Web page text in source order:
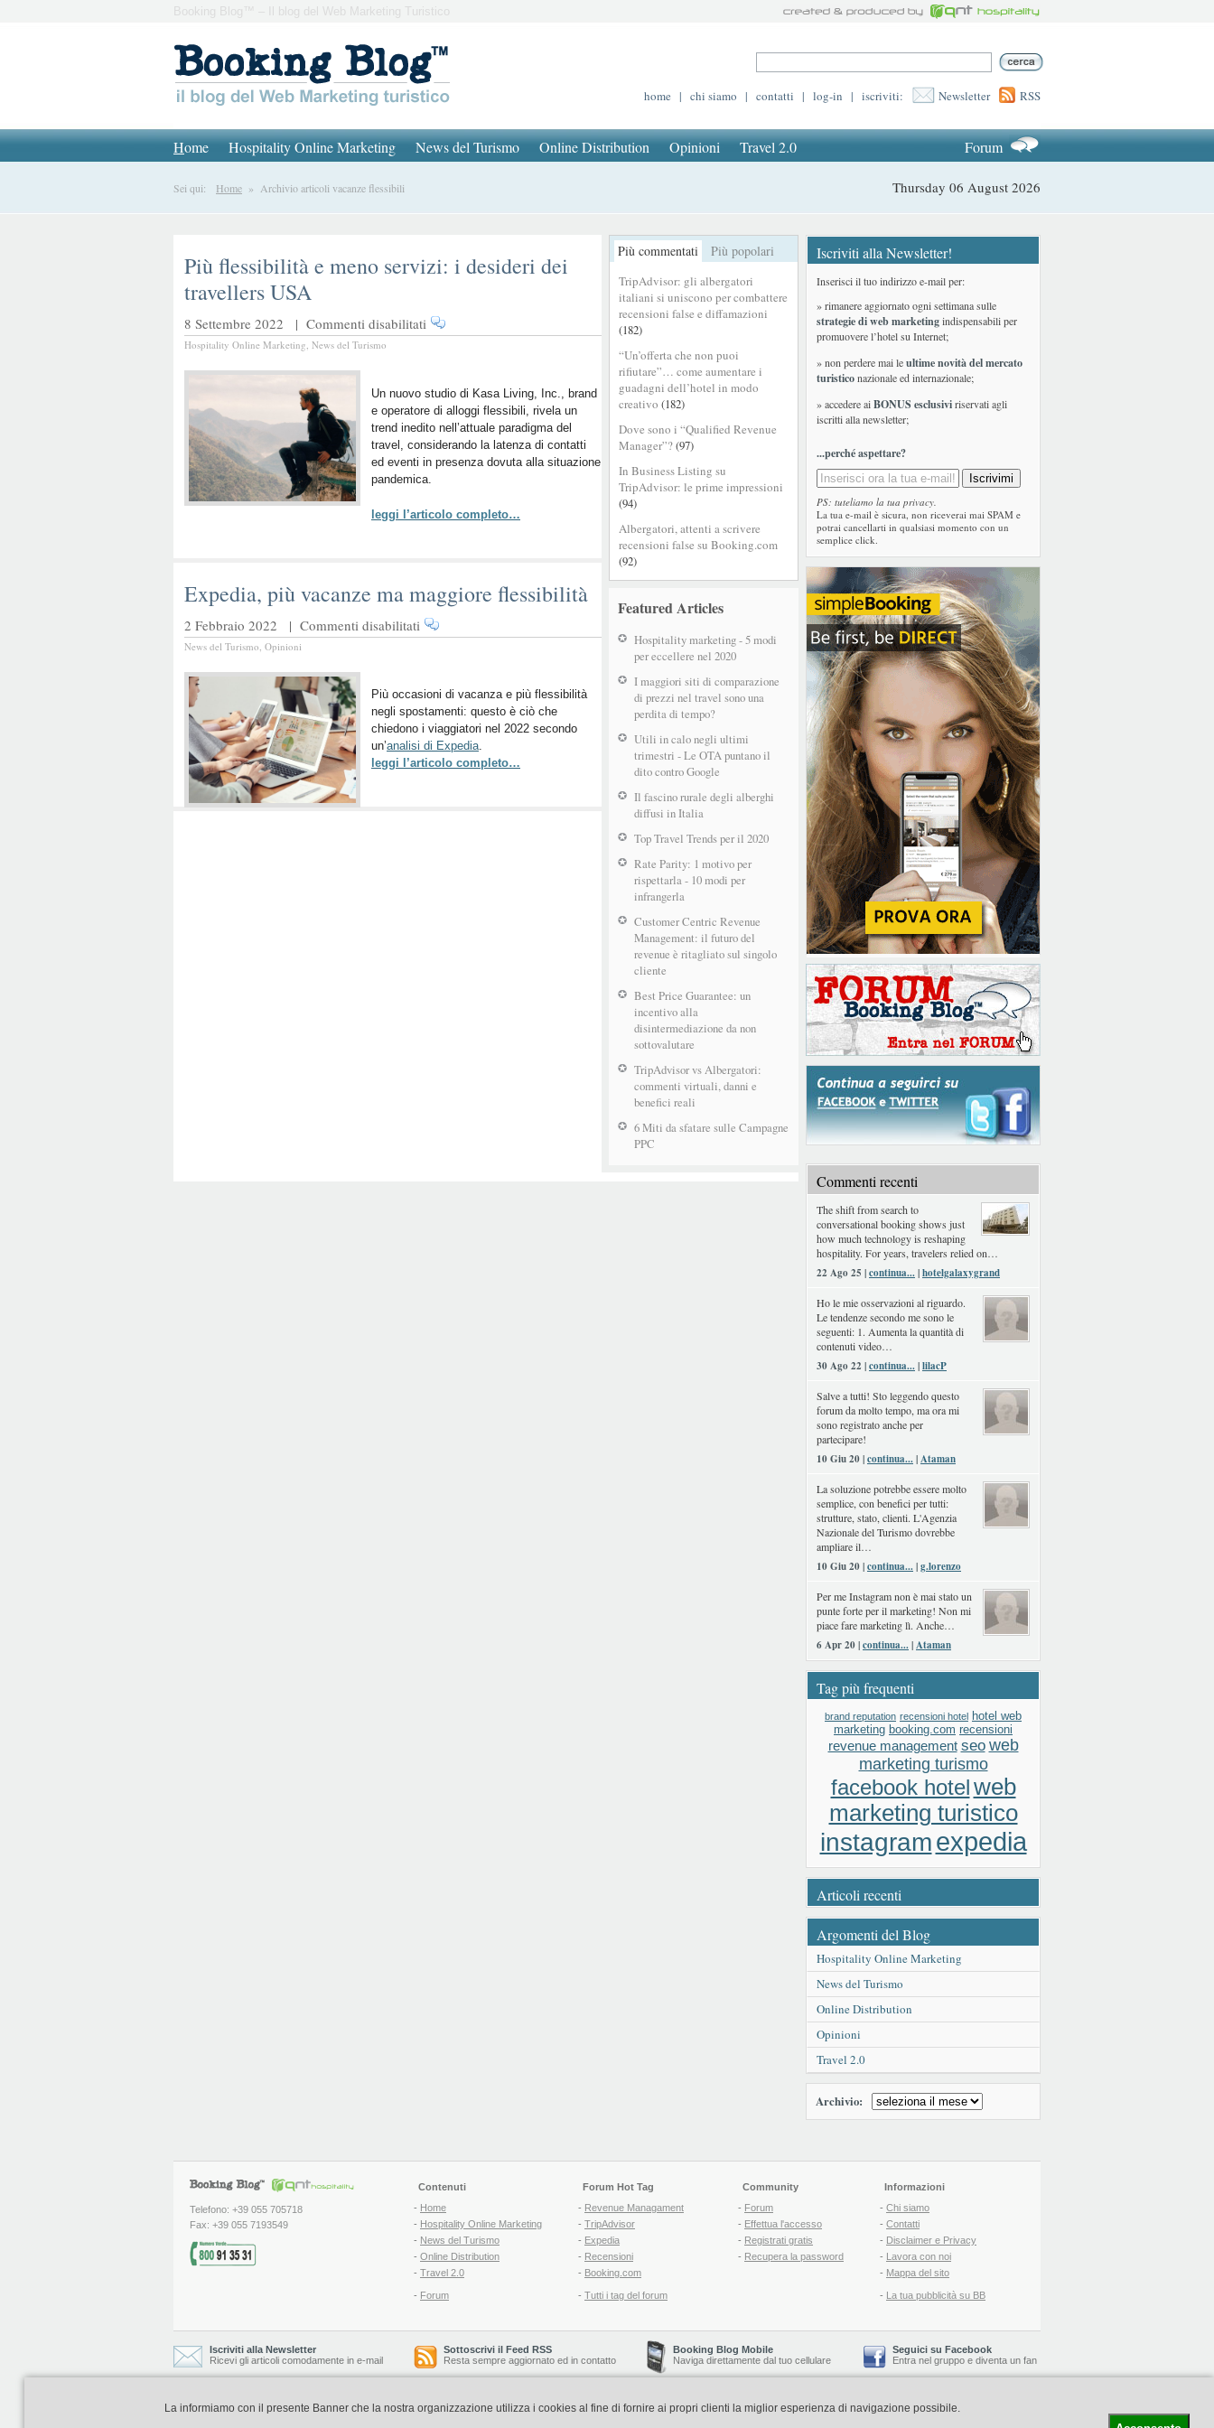
Booking Blog™ – Il blog del Web Marketing Turistico
home | chi siamo | contatti | log-in | iscriviti: Newsletter RSS
Home Hospitality Online Marketing News del Turismo Online Distribution Opinioni Travel 2.0 Forum
Sei qui: Home » Archivio articoli vacanze flessibili Thursday 06 August 2026
Più commentati Più popolari
TripAdvisor: gli albergatori
italiani si uniscono per combattere
recensioni false e diffamazioni
(182)
“Un’offerta che non puoi
rifiutare”… come aumentare i
guadagni dell’hotel in modo
creativo (182)
Dove sono i “Qualified Revenue
Manager”?(97)
In Business Listing su
TripAdvisor: le prime impressioni
(94)
Albergatori, attenti a scrivere
recensioni false su Booking.com
(92)
Featured Articles
Hospitality marketing - 5 modi
per eccellere nel 2020
I maggiori siti di comparazione
di prezzi nel travel sono una
perdita di tempo?
Utili in calo negli ultimi
trimestri - Le OTA puntano il
dito contro Google
Il fascino rurale degli alberghi
diffusi in Italia
Top Travel Trends per il 2020
Rate Parity: 1 motivo per
rispettarla - 10 modi per
infrangerla
Customer Centric Revenue
Management: il futuro del
revenue è ritagliato sul singolo
cliente
Best Price Guarantee: un
incentivo alla
disintermediazione da non
sottovalutare
TripAdvisor vs Albergatori:
commenti virtuali, danni e
benefici reali
6 Miti da sfatare sulle Campagne
PPC
Più flessibilità e meno servizi: i desideri dei
travellers USA
8 Settembre 2022 | Commenti disabilitati su
Più
meno
servizi:
i
desideri
dei
travellers
Hospitality Online Marketing, News del Turismo
Un nuovo studio di Kasa Living, Inc., brand
e operatore di alloggi flessibili, rivela un
trend inedito nell’attuale paradigma del
travel, considerando la latenza di contatti
ed eventi in presenza dovuta alla situazione
pandemica.
leggi l’articolo completo…
Expedia, più vacanze ma maggiore flessibilità
2 Febbraio 2022 | Commenti disabilitati su
Expedia,
ma
maggiore
flessibilità
News del Turismo, Opinioni
Più occasioni di vacanza e più flessibilità
negli spostamenti: questo è ciò che
chiedono i viaggiatori nel 2022 secondo
un’analisi di Expedia.
leggi l’articolo completo…
Iscriviti alla Newsletter!
Inserisci il tuo indirizzo e-mail per:
» rimanere aggiornato ogni settimana sulle
strategie di web marketingindispensabili per
promuovere l’hotel su Internet;
» non perdere mai leultime novità del mercato
turisticonazionale ed internazionale;
» accedere aiBONUS esclusiviriservati agli
iscritti alla newsletter;
...perché aspettare?
PS: tuteliamo la tua privacy.
La tua e-mail è sicura, non riceverai mai SPAM e
potrai cancellarti in qualsiasi momento con un
semplice click.
Commenti recenti
The shift from search to
conversational booking shows just
how much technology is reshaping
hospitality. For years, travelers relied on…
22 Ago 25 |continua...|hotelgalaxygrand
Ho le mie osservazioni al riguardo.
Le tendenze secondo me sono le
seguenti: 1. Aumenta la quantità di
contenuti video…
30 Ago 22 |continua...|lilacP
Salve a tutti! Sto leggendo questo
forum da molto tempo, ma ora mi
sono registrato anche per
partecipare!
10 Giu 20 |continua...|Ataman
La soluzione potrebbe essere molto
semplice, con benefici per tutti:
strutture, stato, clienti. L'Agenzia
Nazionale del Turismo dovrebbe
ampliare il…
10 Giu 20 |continua...|g.lorenzo
Per me Instagram non è mai stato un
punte forte per il marketing! Non mi
piace fare marketing lì. Anche…
6 Apr 20 |continua...|Ataman
Tag più frequenti
brand reputation recensioni hotel hotel web
marketing booking.com recensioni
revenue management seo web
marketing turismo
facebook hotelweb
marketing turistico
instagramexpedia
Articoli recenti
Argomenti del Blog
Hospitality Online Marketing
News del Turismo
Online Distribution
Opinioni
Travel 2.0
Archivio:
Telefono: +39 055 705718
Fax: +39 055 7193549
Contenuti
- Home
- Hospitality Online Marketing
- News del Turismo
- Online Distribution
- Travel 2.0
- Forum
Forum Hot Tag
- Revenue Managament
- TripAdvisor
- Expedia
- Recensioni
- Booking.com
- Tutti i tag del forum
Community
- Forum
- Effettua l'accesso
- Registrati gratis
- Recupera la password
Informazioni
- Chi siamo
- Contatti
- Disclaimer e Privacy
- Lavora con noi
- Mappa del sito
- La tua pubblicità su BB
Iscriviti alla Newsletter
Ricevi gli articoli comodamente in e-mail
Sottoscrivi il Feed RSS
Resta sempre aggiornato ed in contatto
Booking Blog Mobile
Naviga direttamente dal tuo cellulare
Seguici su Facebook
Entra nel gruppo e diventa un fan
Booking Blog è realizzato e curato da Copyright © 2006-2026 QNT S.r.l. Socio Unico -www.qnt.it-Booking Blog™ -Il blog del Web Marketing Turistico
La informiamo con il presente Banner che la nostra organizzazione utilizza i cookies al fine di fornire ai propri clienti la miglior esperienza di navigazione possibile.